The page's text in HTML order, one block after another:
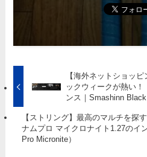
【海外ネットショッ
ックウィークが熱い
ンス｜Smashinn
【ストリング】最高のマルチを探
ナムプロ マイクロナイト1.27のイ
Pro Micronite）